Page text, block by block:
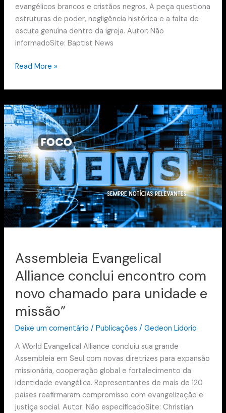
evangélicos brancos e cristãos negros. A peça questiona
estruturas de poder, negligência histórica e a falta de
escuta genuína dentro da igreja. Autor: Não
informadoSite: Baptist News
Read More »
Assembleia Evangelical
Alliance conclui encontro com
novo chamado para unidade e
missão”
Deixe um comentário / Publicações / Gedeon Lidorio
A World Evangelical Alliance concluiu sua grande
Assembleia em Seul com novas diretrizes para expansão
missionária, cooperação global e fortalecimento da
identidade evangélica. Representantes de mais de 120
países reafirmaram compromisso com evangelização e
justiça social. Autor: Não especificadoSite: Christian
Assembleia
Evangelical
Alliance
conclui
encontro
com
novo
chamado
para
unidade